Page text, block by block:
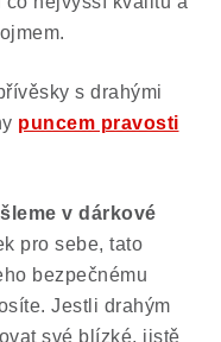
s drahými
puncem pravosti
v dárkové
pro sebe, tato
bezpečnému
Jestli drahým
své blízké, jistě